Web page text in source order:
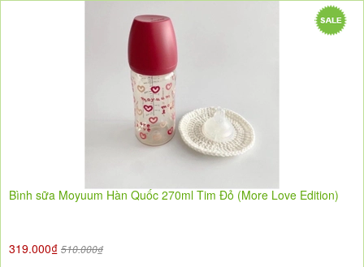
Bình sữa Moyuum Hàn Quốc 270ml Tim Đỏ (More Love Edition)
319.000₫ 510.000₫